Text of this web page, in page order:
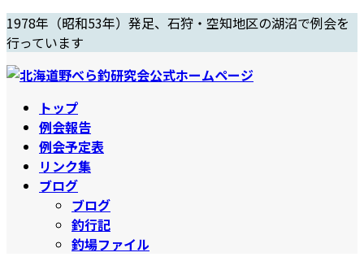
コ
ン
テ
ン
ナ
ビ
ゲ
ー
1978年（昭和53年）発足、石狩・空知地区の湖沼で例会を
行っています
トップ
例会報告
例会予定表
リンク集
ブログ
ブログ
釣行記
釣場ファイル